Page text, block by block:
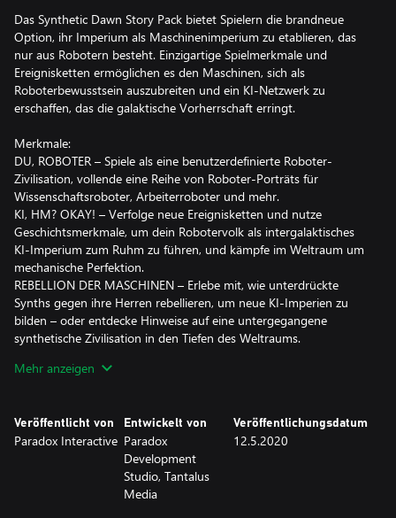
Das Synthetic Dawn Story Pack bietet Spielern die brandneue
Option, ihr Imperium als Maschinenimperium zu etablieren, das
nur aus Robotern besteht. Einzigartige Spielmerkmale und
Ereignisketten ermöglichen es den Maschinen, sich als
Roboterbewusstsein auszubreiten und ein KI-Netzwerk zu
erschaffen, das die galaktische Vorherrschaft erringt.
Merkmale:
DU, ROBOTER – Spiele als eine benutzerdefinierte Roboter-
Zivilisation, vollende eine Reihe von Roboter-Porträts für
Wissenschaftsroboter, Arbeiterroboter und mehr.
KI, HM? OKAY! – Verfolge neue Ereignisketten und nutze
Geschichtsmerkmale, um dein Robotervolk als intergalaktisches
KI-Imperium zum Ruhm zu führen, und kämpfe im Weltraum um
mechanische Perfektion.
REBELLION DER MASCHINEN – Erlebe mit, wie unterdrückte
Synths gegen ihre Herren rebellieren, um neue KI-Imperien zu
bilden – oder entdecke Hinweise auf eine untergegangene
synthetische Zivilisation in den Tiefen des Weltraums.
Porträts und erweiterte Voiceover-Pakete für VIR, um in die
Mehr anzeigen
Veröffentlicht von
Paradox Interactive
Entwickelt von
Paradox
Development
Studio, Tantalus
Media
Veröffentlichungsdatum
12.5.2020